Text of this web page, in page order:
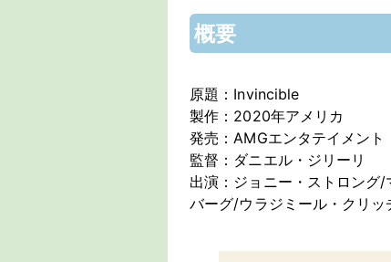
概要
原題：Invincible
製作：2020年アメリカ
発売：AMGエンタテイメント
監督：ダニエル・ジリーリ
出演：ジョニー・ストロング
バーグ/ウラジミール・クリ